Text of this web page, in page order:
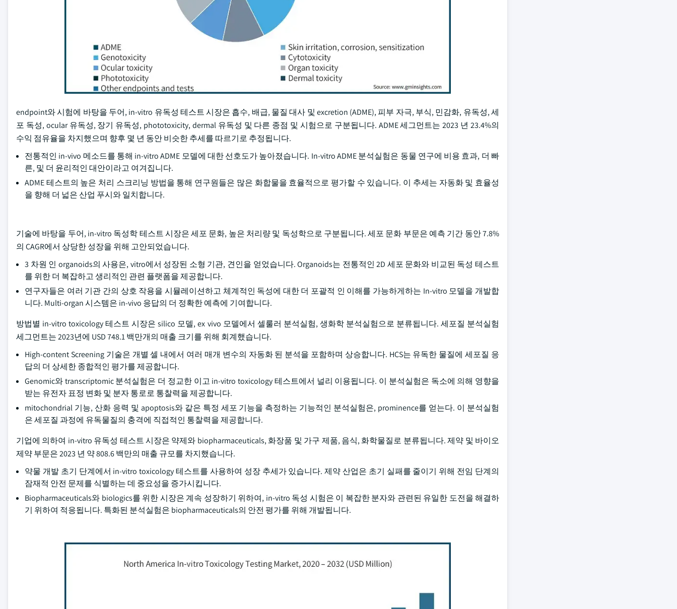
endpoint와 시험에 바탕을 두어, in-vitro 유독성 테스트 시장은 흡수, 배급, 물질 대사 및 excretion (ADME), 피부 자극, 부식, 민감화, 유독성, 세
포 독성, ocular 유독성, 장기 유독성, phototoxicity, dermal 유독성 및 다른 종점 및 시험으로 구분됩니다. ADME 세그먼트는 2023 년 23.4%의
수익 점유율을 차지했으며 향후 몇 년 동안 비슷한 추세를 따르기로 추정됩니다.
전통적인 in-vivo 메소드를 통해 in-vitro ADME 모델에 대한 선호도가 높아졌습니다. In-vitro ADME 분석실험은 동물 연구에 비용 효과, 더 빠
른, 및 더 윤리적인 대안이라고 여겨집니다.
ADME 테스트의 높은 처리 스크리닝 방법을 통해 연구원들은 많은 화합물을 효율적으로 평가할 수 있습니다. 이 추세는 자동화 및 효율성
을 향해 더 넓은 산업 푸시와 일치합니다.
기술에 바탕을 두어, in-vitro 독성학 테스트 시장은 세포 문화, 높은 처리량 및 독성학으로 구분됩니다. 세포 문화 부문은 예측 기간 동안 7.8%
의 CAGR에서 상당한 성장을 위해 고안되었습니다.
3 차원 인 organoids의 사용은, vitro에서 성장된 소형 기관, 견인을 얻었습니다. Organoids는 전통적인 2D 세포 문화와 비교된 독성 테스트
를 위한 더 복잡하고 생리적인 관련 플랫폼을 제공합니다.
연구자들은 여러 기관 간의 상호 작용을 시뮬레이션하고 체계적인 독성에 대한 더 포괄적 인 이해를 가능하게하는 In-vitro 모델을 개발합
니다. Multi-organ 시스템은 in-vivo 응답의 더 정확한 예측에 기여합니다.
방법별 in-vitro toxicology 테스트 시장은 silico 모델, ex vivo 모델에서 셀룰러 분석실험, 생화학 분석실험으로 분류됩니다. 세포질 분석실험
세그먼트는 2023년에 USD 748.1 백만개의 매출 크기를 위해 회계했습니다.
High-content Screening 기술은 개별 셀 내에서 여러 매개 변수의 자동화 된 분석을 포함하며 상승합니다. HCS는 유독한 물질에 세포질 응
답의 더 상세한 종합적인 평가를 제공합니다.
Genomic와 transcriptomic 분석실험은 더 정교한 이고 in-vitro toxicology 테스트에서 널리 이용됩니다. 이 분석실험은 독소에 의해 영향을
받는 유전자 표정 변화 및 분자 통로로 통찰력을 제공합니다.
mitochondrial 기능, 산화 응력 및 apoptosis와 같은 특정 세포 기능을 측정하는 기능적인 분석실험은, prominence를 얻는다. 이 분석실험
은 세포질 과정에 유독물질의 충격에 직접적인 통찰력을 제공합니다.
기업에 의하여 in-vitro 유독성 테스트 시장은 약제와 biopharmaceuticals, 화장품 및 가구 제품, 음식, 화학물질로 분류됩니다. 제약 및 바이오
제약 부문은 2023 년 약 808.6 백만의 매출 규모를 차지했습니다.
약물 개발 초기 단계에서 in-vitro toxicology 테스트를 사용하여 성장 추세가 있습니다. 제약 산업은 초기 실패를 줄이기 위해 전임 단계의
잠재적 안전 문제를 식별하는 데 중요성을 증가시킵니다.
Biopharmaceuticals와 biologics를 위한 시장은 계속 성장하기 위하여, in-vitro 독성 시험은 이 복잡한 분자와 관련된 유일한 도전을 해결하
기 위하여 적응됩니다. 특화된 분석실험은 biopharmaceuticals의 안전 평가를 위해 개발됩니다.